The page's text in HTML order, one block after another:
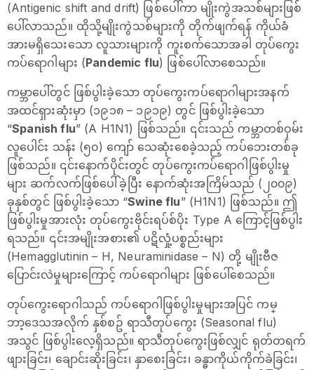
(Antigenic shift and drift) ဖြစ်ပေါ်ကာ မျိုးကွဲအသစ်များဖြစ်
ပေါ်လာသည်။ ထိုသို့မျိုးကွဲသစ်များကို တိုက်ဖျက်ရန် ကိုယ်ခံ
အားမရှိသေးသော လူသားများကို ကူးစက်သောအခါ တုပ်ကွေး
ကပ်ရောဂါများ (Pandemic flu) ဖြစ်ပေါ်လာစေသည်။
ကမ္ဘာပေါ်တွင် ဖြစ်ပွါးခဲ့သော တုပ်ကွေးကပ်ရောဂါများအနက်
အထင်ရှားဆုံးမှာ (၁၉၁၈ – ၁၉၁၉) တွင် ဖြစ်ပွါးခဲ့သော
“Spanish flu” (A H1N1) ဖြစ်သည်။ ၎င်းသည် ကမ္ဘာတစ်ဝှမ်း
လူပေါင်း သန်း (၅၀) ကျော် သေဆုံးစေခဲ့သည့် ကပ်ဘေးတစ်ခု
ဖြစ်သည်။ ၎င်းနောက်ပိုင်းတွင် တုပ်ကွေးကပ်ရောဂါဖြစ်ပွါးမှု
များ ဆက်လက်ဖြစ်ပေါ်ခဲ့ပြီး နောက်ဆုံးအကြိမ်သည် (၂၀၀၉)
ခုနှစ်တွင် ဖြစ်ပွါးခဲ့သော “Swine flu” (H1N1) ဖြစ်သည်။ ဤ
ဖြစ်ပွါးမှုအားလုံး တုပ်ကွေးဗိုင်းရပ်စ်ပိုး Type A ကြောင့်ဖြစ်ပွါး
ရသည်။ ၎င်းအမျိုးအစား၏ ပဋိလှုံ့ပစ္စည်းများ
(Hemagglutinin – H, Neuraminidase – N) တို့ မျိုးဗီဇ
ပြောင်းလဲမှုများကြောင့် ကပ်ရောဂါများ ဖြစ်ပေါ်စေသည်။
တုပ်ကွေးရောဂါသည် ကပ်ရောဂါဖြစ်ပွါးမှုများအပြင် ကမ္
ဘာ့‌ဒေသအလိုက် နှစ်စဥ် ရာသီတုပ်ကွေး (Seasonal flu)
အသွင် ဖြစ်ပွါးလေ့ရှိသည်။ ရာသီတုပ်ကွေးဖြစ်လျှင် ရုတ်တရက်
ဖျားခြင်း၊ ချောင်းဆိုးခြင်း၊ နှာစေးခြင်း၊ ခန္ဓာကိုယ်ကိုက်ခဲခြင်း၊